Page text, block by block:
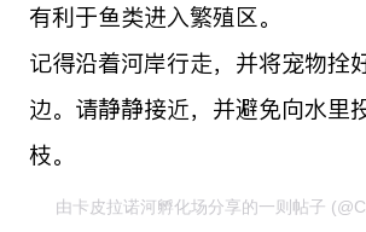
有利于鱼类进入繁殖区。
记得沿着河岸行走，并将宠物拴
边。请静静接近，并避免向水里
枝。
由卡皮拉诺河孵化场分享的一则帖子